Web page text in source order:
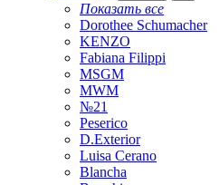
Показать все
Dorothee Schumacher
KENZO
Fabiana Filippi
MSGM
MWM
№21
Peserico
D.Exterior
Luisa Cerano
Blancha